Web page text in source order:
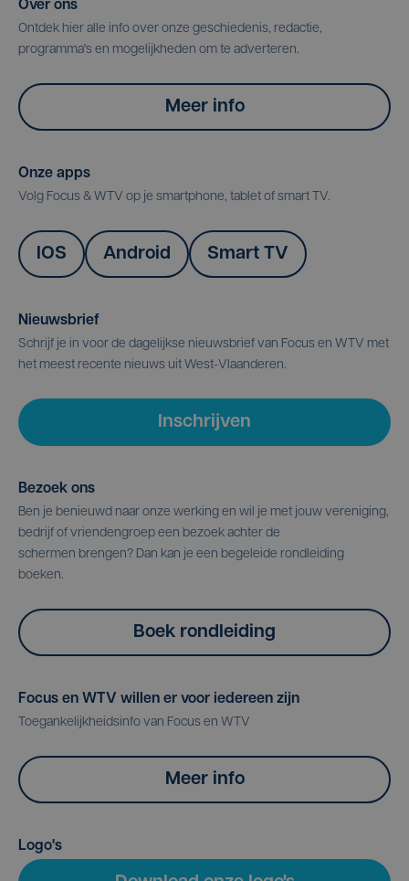
Over ons
Ontdek hier alle info over onze geschiedenis, redactie,
programma's en mogelijkheden om te adverteren.
Meer info
Onze apps
Volg Focus & WTV op je smartphone, tablet of smart TV.
IOS Android Smart TV
Nieuwsbrief
Schrijf je in voor de dagelijkse nieuwsbrief van Focus en WTV met
het meest recente nieuws uit West-Vlaanderen.
Inschrijven
Bezoek ons
Ben je benieuwd naar onze werking en wil je met jouw vereniging,
bedrijf of vriendengroep een bezoek achter de
schermen brengen? Dan kan je een begeleide rondleiding
boeken.
Boek rondleiding
Focus en WTV willen er voor iedereen zijn
Toegankelijkheidsinfo van Focus en WTV
Meer info
Logo's